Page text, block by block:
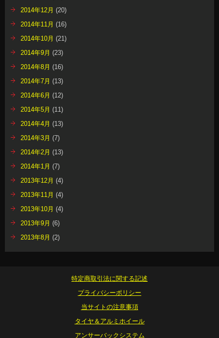
2014年12月 (20)
2014年11月 (16)
2014年10月 (21)
2014年9月 (23)
2014年8月 (16)
2014年7月 (13)
2014年6月 (12)
2014年5月 (11)
2014年4月 (13)
2014年3月 (7)
2014年2月 (13)
2014年1月 (7)
2013年12月 (4)
2013年11月 (4)
2013年10月 (4)
2013年9月 (6)
2013年8月 (2)
特定商取引法に関する記述
プライバシーポリシー
当サイトの注意事項
タイヤ＆アルミホイール
アンサーバックシステム